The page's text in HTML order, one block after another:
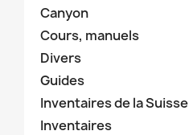
Canyon
Cours, manuels
Divers
Guides
Inventaires de la Suisse
Inventaires